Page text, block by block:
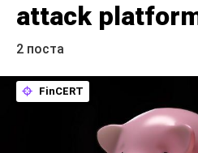
attack
2 поста
FinCERT